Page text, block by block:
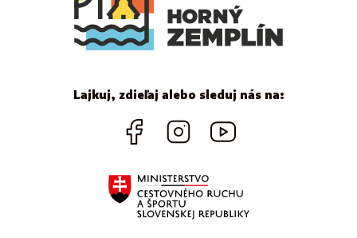
Lajkuj, zdieľaj alebo sleduj nás na: